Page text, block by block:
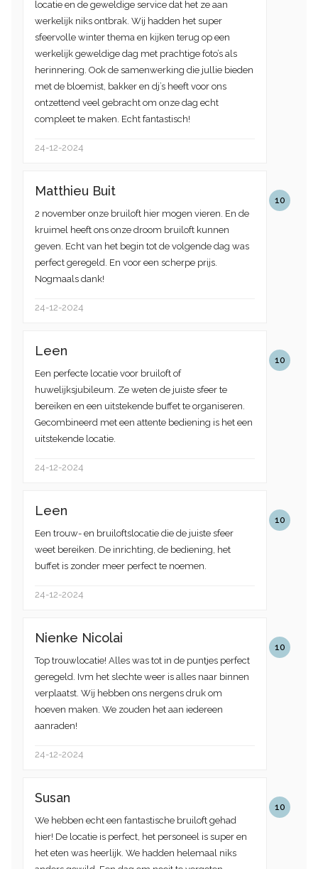
locatie en de geweldige service dat het ze aan
werkelijk niks ontbrak. Wij hadden het super
sfeervolle winter thema en kijken terug op een
werkelijk geweldige dag met prachtige foto’s als
herinnering. Ook de samenwerking die jullie bieden
met de bloemist, bakker en dj’s heeft voor ons
ontzettend veel gebracht om onze dag echt
compleet te maken. Echt fantastisch!
24-12-2024
10
Matthieu Buit
2 november onze bruiloft hier mogen vieren. En de
kruimel heeft ons onze droom bruiloft kunnen
geven. Echt van het begin tot de volgende dag was
perfect geregeld. En voor een scherpe prijs.
Nogmaals dank!
24-12-2024
10
Leen
Een perfecte locatie voor bruiloft of
huwelijksjubileum. Ze weten de juiste sfeer te
bereiken en een uitstekende buffet te organiseren.
Gecombineerd met een attente bediening is het een
uitstekende locatie.
24-12-2024
10
Leen
Een trouw- en bruiloftslocatie die de juiste sfeer
weet bereiken. De inrichting, de bediening, het
buffet is zonder meer perfect te noemen.
24-12-2024
10
Nienke Nicolai
Top trouwlocatie! Alles was tot in de puntjes perfect
geregeld. Ivm het slechte weer is alles naar binnen
verplaatst. Wij hebben ons nergens druk om
hoeven maken. We zouden het aan iedereen
aanraden!
24-12-2024
10
Susan
We hebben echt een fantastische bruiloft gehad
hier! De locatie is perfect, het personeel is super en
het eten was heerlijk. We hadden helemaal niks